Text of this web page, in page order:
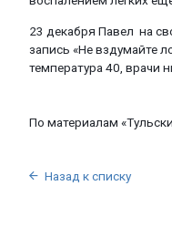
23 декабря Павел на
запись «Невздумайте
температура 40, врачи
По материалам «
 Назад к списку